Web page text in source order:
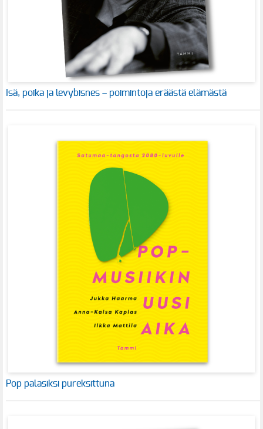
Isä, poika ja levybisnes – poimintoja eräästä elämästä
Pop palasiksi pureksittuna